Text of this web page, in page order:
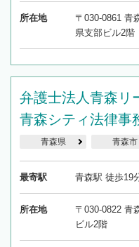
所在地
〒030-0861 青
県支部ビル2階
弁護士法人青森リ
青森シティ法律事
青森県 青森市
最寄駅 青森駅 徒歩19
所在地
〒030-0822 青
ビル2階